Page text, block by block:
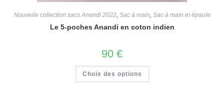
Nouvelle collection sacs Anandi 2022, Sac à main, Sac à main et épaule
Le 5-poches Anandi en coton indien
90 €
Choix des options